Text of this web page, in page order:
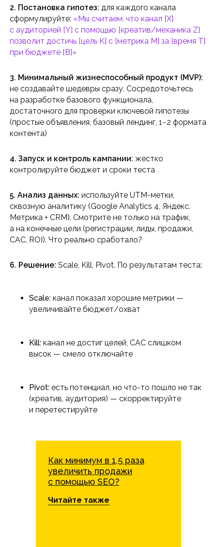
2. Постановка гипотез: для каждого канала
сформулируйте: «Мы считаем, что канал [X]
с аудиторией [Y] с помощью [креатив/механика Z]
позволит достичь [цель K] с [метрика M] за [время T]
при бюджете [B]»
3. Минимальный жизнеспособный продукт (MVP):
не создавайте шедевры сразу. Сосредоточьтесь
на разработке базового функционала,
достаточного для проверки ключевой гипотезы
(простые объявления, базовый лендинг, 1−2 формата
контента)
4. Запуск и контроль кампании: жестко
контролируйте бюджет и сроки теста
5. Анализ данных: используйте UTM-метки,
сквозную аналитику (Google Analytics 4, Яндекс.
Метрика + CRM). Смотрите не только на трафик,
а на конечные цели (регистрации, лиды, продажи,
CAC, ROI). Что реально сработало?
6. Решение: Scale, Kill, Pivot. По результатам теста:
Scale: канал показал хорошие метрики —
увеличивайте бюджет/охват
Kill: канал не достиг целей, CAC слишком
высок — смело отключайте
Pivot: есть потенциал, но что-то пошло не так
(креатив, аудитория) — скорректируйте
и перетестируйте
Как минимум в 1,5 раза
увеличить продажи
с помощью SEO?
Читайте также